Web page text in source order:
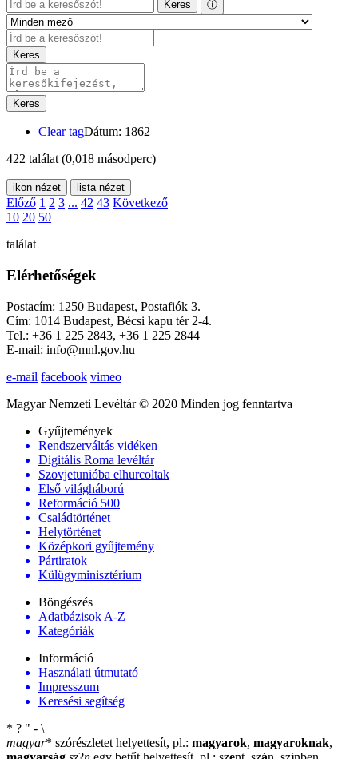
Keres ⓘ
Keres
Keres
Clear tagDátum: 1862
422 találat (0,018 másodperc)
ikon nézet lista nézet
Előző 1 2 3 ... 42 43 Következő
10 20 50
találat
Elérhetőségek
Postacím: 1250 Budapest, Postafiók 3.
Cím: 1014 Budapest, Bécsi kapu tér 2-4.
Tel.: +36 1 225 2843, +36 1 225 2844
E-mail: info@mnl.gov.hu
e-mail facebook vimeo
Magyar Nemzeti Levéltár © 2020 Minden jog fenntartva
Gyűjtemények
Rendszerváltás vidéken
Digitális Roma levéltár
Szovjetunióba elhurcoltak
Első világháború
Reformáció 500
Családtörténet
Helytörténet
Középkori gyűjtemény
Pártiratok
Külügyminisztérium
Böngészés
Adatbázisok A-Z
Kategóriák
Információ
Használati útmutató
Impresszum
Keresési segítség
* ? " - \
magyar* szórészletet helyettesít, pl.: magyarok, magyaroknak,